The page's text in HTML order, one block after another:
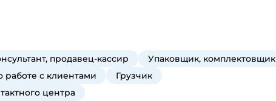
продавец-кассир
Упаковщик, комплектовщик
с клиентами
Грузчик
центра